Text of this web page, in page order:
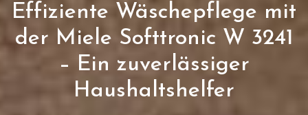
Effiziente Wäschepflege mit
der Miele Softtronic W 3241
– Ein zuverlässiger
Haushaltshelfer